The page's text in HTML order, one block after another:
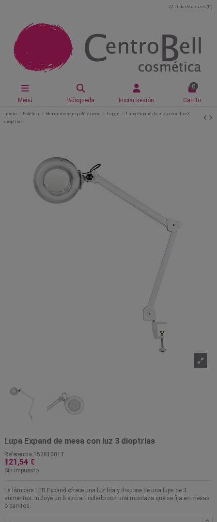
Lista de deseos (0 )
Menú Búsqueda Iniciar sesión
0
Carrito
Inicio Estética Herramientas y eléctricos Lupas
Lupa Expand de mesa con luz 3
dioptrías
Lupa Expand de mesa con luz 3 dioptrías
Referencia 15281001T
121,54 €
Sin impuesto
La lámpara LED Expand ofrece una luz fría y dispone de una lupa de 3
aumentos. Incluye un brazo articulado con una mordaza que se fija en mesas
o carritos.